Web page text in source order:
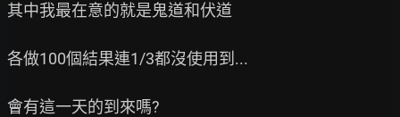
其中我最在意的就是鬼道和伏道
各做100個結果連1/3都沒使用到...
會有這一天的到來嗎?